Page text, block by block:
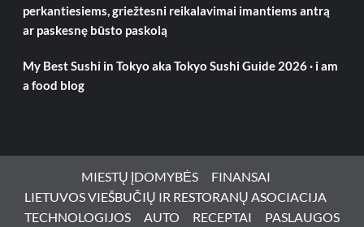
perkantiesiems, griežtesni reikalavimai imantiems antrą
ar paskesnę būsto paskolą
My Best Sushi in Tokyo aka Tokyo Sushi Guide 2026 · i am
a food blog
MIESTŲ ĮDOMYBĖS
FINANSAI
LIETUVOS VIEŠBUČIŲ IR RESTORANŲ ASOCIACIJA
TECHNOLOGIJOS
AUTO RECEPTAI PASLAUGOS